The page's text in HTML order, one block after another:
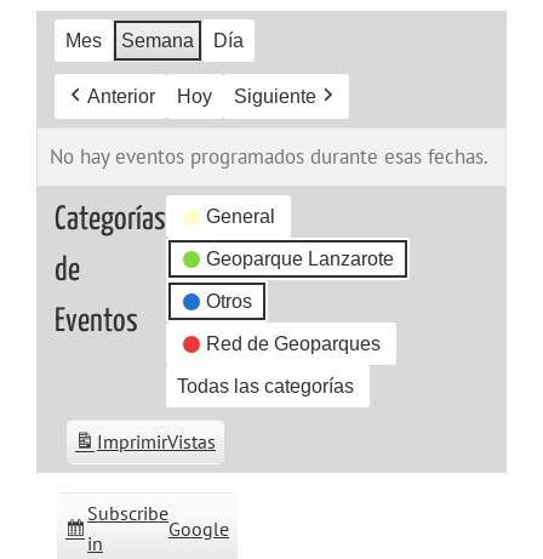
Mes Semana Día
Anterior Hoy Siguiente
No hay eventos programados durante esas fechas.
Categorías
de
Eventos
General
Geoparque Lanzarote
Otros
Red de Geoparques
Todas las categorías
Subscribe
in
Google
ImprimirVistas